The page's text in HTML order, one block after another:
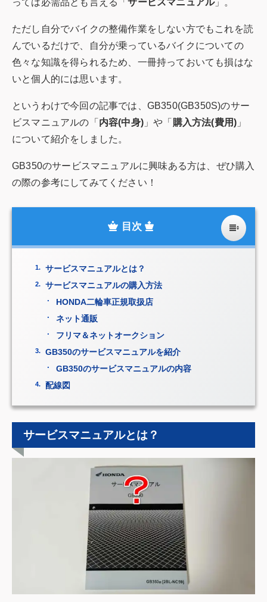
っては必需品とも言える「サービスマニュアル」。
ただし自分でバイクの整備作業をしない方でもこれを読
んでいるだけで、自分が乗っているバイクについての
色々な知識を得られるため、一冊持っておいても損はな
いと個人的には思います。
というわけで今回の記事では、GB350(GB350S)のサー
ビスマニュアルの「 内容(中身) 」や「 購入方法(費用) 」
について紹介をしました。
GB350のサービスマニュアルに興味ある方は、ぜひ購入
の際の参考にしてみてください！
サービスマニュアルとは？
サービスマニュアルの購入方法
HONDA二輪車正規取扱店
ネット通販
フリマ＆ネットオークション
GB350のサービスマニュアルを紹介
GB350のサービスマニュアルの内容
配線図
サービスマニュアルとは？